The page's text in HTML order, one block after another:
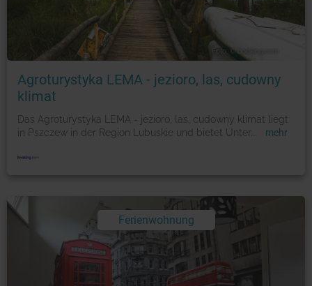
Foto: © booking.com
Agroturystyka LEMA - jezioro, las, cudowny
klimat
Das Agroturystyka LEMA - jezioro, las, cudowny klimat liegt
in Pszczew in der Region Lubuskie und bietet Unter
mehr
Ferienwohnung